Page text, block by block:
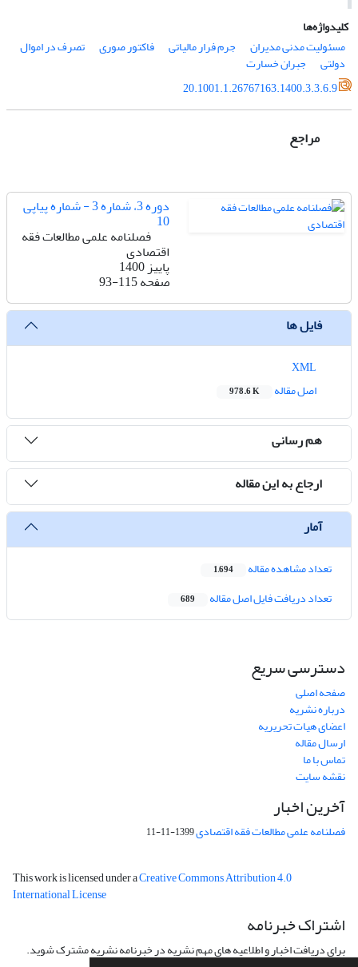
کلیدواژه‌ها
مسئولیت مدنی مدیران
جرم فرار مالیاتی فاکتور صوری تصرف در اموال
دولتی
جبران خسارت
20.1001.1.26767163.1400.3.3.6.9
مراجع
دوره 3، شماره 3 - شماره پیاپی
10
فصلنامه علمی مطالعات فقه
اقتصادی
پاییز 1400
صفحه93-115
فایل ها
اصل مقاله
978.6 K
هم رسانی
ارجاع به این مقاله
آمار
تعداد مشاهده مقاله 1,694
تعداد دریافت فایل اصل مقاله 689
دسترسی سریع
صفحه اصلی
درباره نشریه
اعضای هیات تحریریه
ارسال مقاله
تماس با ما
نقشه سایت
آخرین اخبار
فصلنامه علمی مطالعات فقه اقتصادی1399-11-11
This work is licensed under aCreative Commons Attribution 4.0
International License
اشتراک خبرنامه
برای دریافت اخبار و اطلاعیه های مهم نشریه در خبرنامه نشریه مشترک شوید.